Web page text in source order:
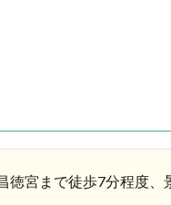
宮まで徒歩7分程度、